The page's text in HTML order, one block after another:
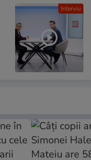
Interviu